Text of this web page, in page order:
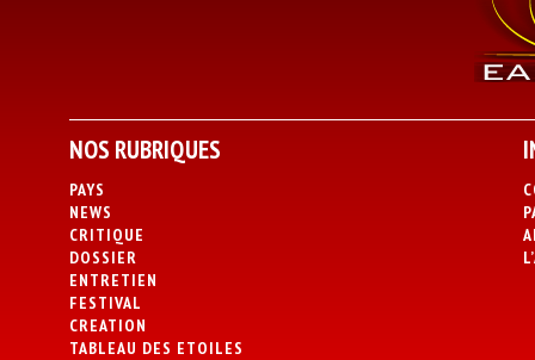
NOS RUBRIQUES
PAYS
NEWS
CRITIQUE
DOSSIER
ENTRETIEN
FESTIVAL
CREATION
TABLEAU DES ETOILES